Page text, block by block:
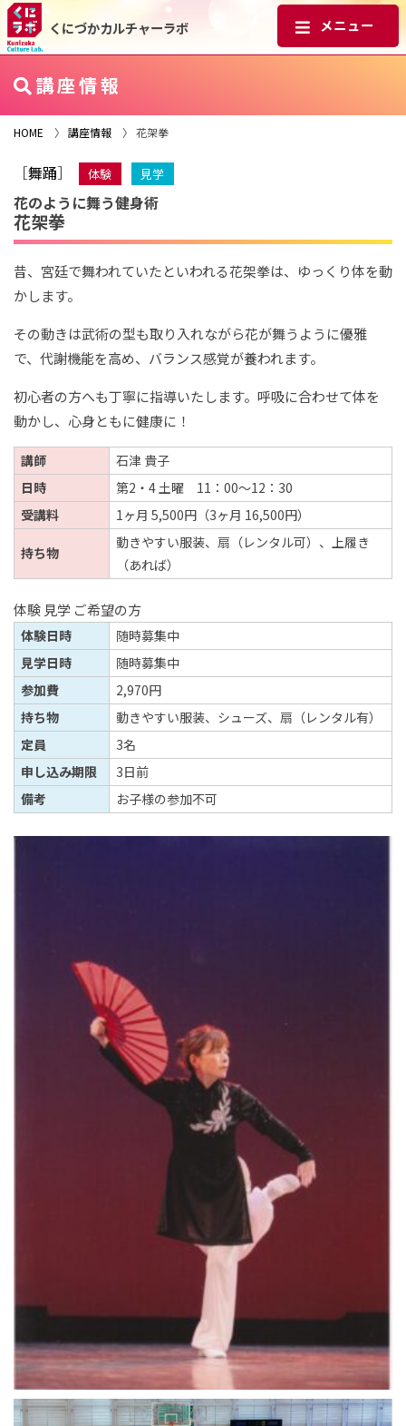
くにづかカルチャーラボ
講座情報
HOME 〉 講座情報 〉 花架拳
［舞踊］ 体験 見学
花のように舞う健身術
花架拳
昔、宮廷で舞われていたといわれる花架拳は、ゆっくり体を動
かします。
その動きは武術の型も取り入れながら花が舞うように優雅
で、代謝機能を高め、バランス感覚が養われます。
初心者の方へも丁寧に指導いたします。呼吸に合わせて体を
動かし、心身ともに健康に！
講師
石津 貴子
日時
第2・4 土曜 11：00～12：30
受講料
1ヶ月 5,500円（3ヶ月 16,500円）
持ち物
動きやすい服装、扇（レンタル可）、上履き
（あれば）
体験 見学 ご希望の方
体験日時
随時募集中
見学日時
随時募集中
参加費
2,970円
持ち物
動きやすい服装、シューズ、扇（レンタル有）
定員
3名
申し込み期限
3日前
備考
お子様の参加不可